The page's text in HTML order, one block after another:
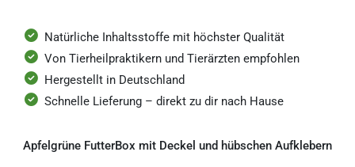
Natürliche Inhaltsstoffe mit höchster Qualität
Von Tierheilpraktikern und Tierärzten empfohlen
Hergestellt in Deutschland
Schnelle Lieferung – direkt zu dir nach Hause
Apfelgrüne FutterBox mit Deckel und hübschen Aufklebern